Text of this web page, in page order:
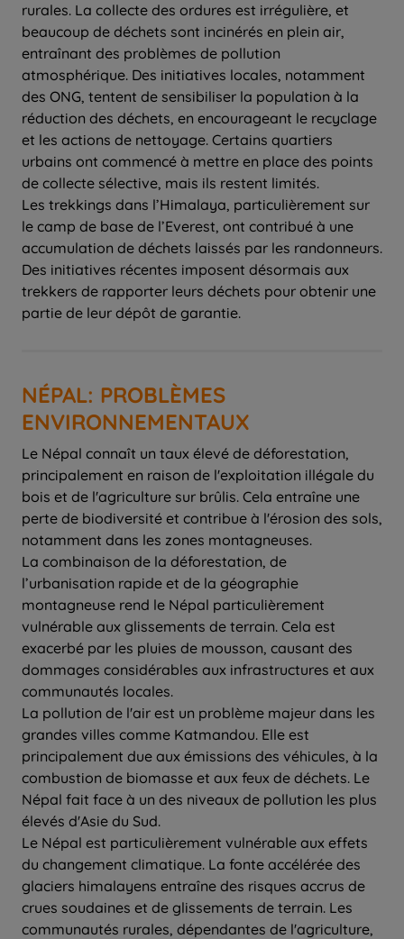
rurales. La collecte des ordures est irrégulière, et
beaucoup de déchets sont incinérés en plein air,
entraînant des problèmes de pollution
atmosphérique. Des initiatives locales, notamment
des ONG, tentent de sensibiliser la population à la
réduction des déchets, en encourageant le recyclage
et les actions de nettoyage. Certains quartiers
urbains ont commencé à mettre en place des points
de collecte sélective, mais ils restent limités.
Les trekkings dans l’Himalaya, particulièrement sur
le camp de base de l’Everest, ont contribué à une
accumulation de déchets laissés par les randonneurs.
Des initiatives récentes imposent désormais aux
trekkers de rapporter leurs déchets pour obtenir une
partie de leur dépôt de garantie.
NÉPAL: PROBLÈMES
ENVIRONNEMENTAUX
Le Népal connaît un taux élevé de déforestation,
principalement en raison de l'exploitation illégale du
bois et de l'agriculture sur brûlis. Cela entraîne une
perte de biodiversité et contribue à l'érosion des sols,
notamment dans les zones montagneuses.
La combinaison de la déforestation, de
l’urbanisation rapide et de la géographie
montagneuse rend le Népal particulièrement
vulnérable aux glissements de terrain. Cela est
exacerbé par les pluies de mousson, causant des
dommages considérables aux infrastructures et aux
communautés locales.
La pollution de l'air est un problème majeur dans les
grandes villes comme Katmandou. Elle est
principalement due aux émissions des véhicules, à la
combustion de biomasse et aux feux de déchets. Le
Népal fait face à un des niveaux de pollution les plus
élevés d'Asie du Sud.
Le Népal est particulièrement vulnérable aux effets
du changement climatique. La fonte accélérée des
glaciers himalayens entraîne des risques accrus de
crues soudaines et de glissements de terrain. Les
communautés rurales, dépendantes de l'agriculture,